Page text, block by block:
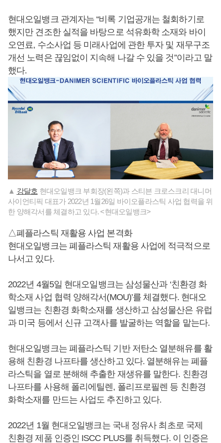
현대오일뱅크 관계자는 “비록 기업공개는 철회하기로
했지만 견조한 실적을 바탕으로 석유화학 소재와 바이
오연료, 수소사업 등 미래사업에 관한 투자 및 재무구조
개선 노력은 끊임없이 지속해 나갈 수 있을 것”이라고 말
했다.
▲ 강달호 현대오일뱅크 부회장(왼쪽)과 스티븐 크로스크리 대니머
사이언티픽 대표가 2022년 1월26일 바이오플라스틱 사업 협력을 위
한 양해각서를 체결하고 있다. <현대오일뱅크>
△폐플라스틱 재활용 사업 본격화
현대오일뱅크는 폐플라스틱 재활용 사업에 적극적으로
나서고 있다.
2022년 4월5일 현대오일뱅크는 삼성물산과 ‘친환경 화
학소재 사업 협력 양해각서(MOU)’를 체결했다. 현대오
일뱅크는 친환경 화학소재를 생산하고 삼성물산은 유럽
과 미국 등에서 신규 고객사를 발굴하는 역할을 맡는다.
현대오일뱅크는 폐플라스틱 기반 저탄소 열분해유를 활
용해 친환경 나프타를 생산하고 있다. 열분해유는 폐플
라스틱을 열로 분해해 추출한 재생유를 말한다. 친환경
나프타를 사용해 폴리에틸렌, 폴리프로필렌 등 친환경
화학소재를 만드는 사업도 추진하고 있다.
2022년 1월 현대오일뱅크는 국내 정유사 최초로 국제
친환경 제품 인증인 ISCC PLUS를 취득했다. 이 인증은